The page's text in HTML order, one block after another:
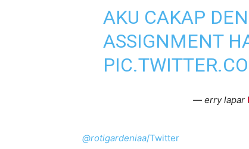
AKU CAKAP
ASSIGNMENT
— erry lapar
@rotigardeniaa/Twitter